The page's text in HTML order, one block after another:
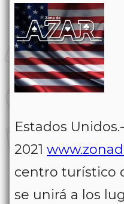
Estados
2021
centro turístico
se unirá a los